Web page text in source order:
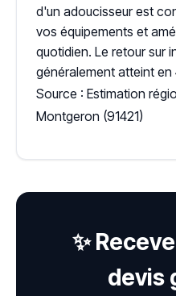
d'un adoucisseur est
vos équipements et
quotidien. Le retour sur
généralement atteint en
Source : Estimation
Montgeron (91421)
✨
devis